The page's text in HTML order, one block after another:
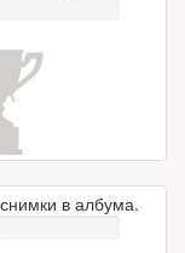
в албума.